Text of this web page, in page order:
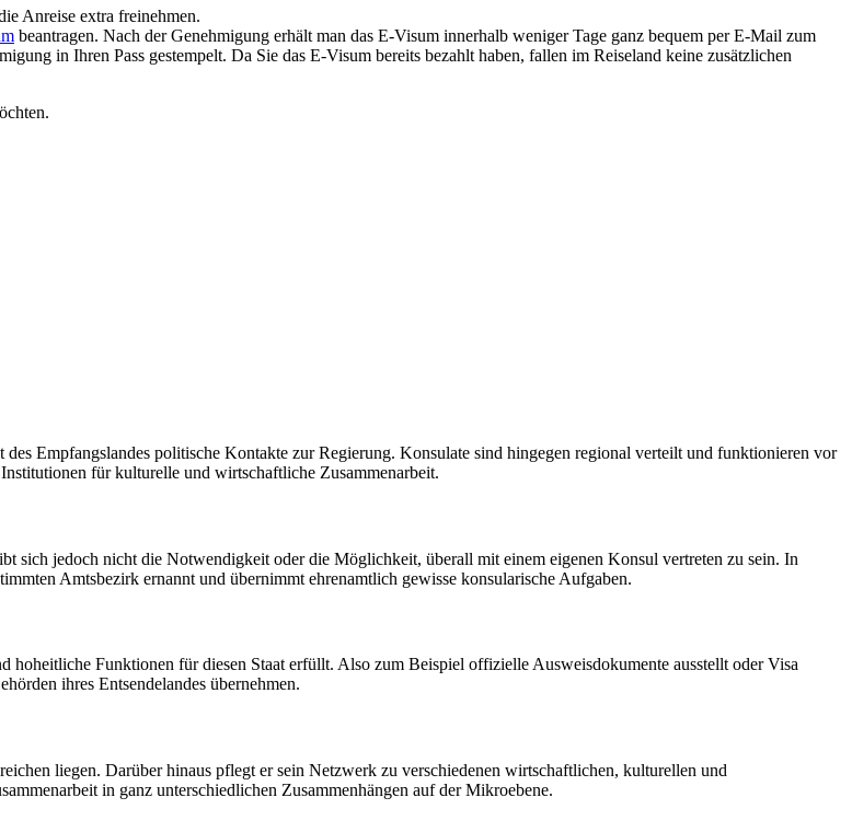
Anreise extra freinehmen.
beantragen. Nach der Genehmigung erhält man das E-Visum innerhalb weniger Tage ganz bequem per E-Mail zum
in Ihren Pass gestempelt. Da Sie das E-Visum bereits bezahlt haben, fallen im Reiseland keine zusätzlichen
Empfangslandes politische Kontakte zur Regierung. Konsulate sind hingegen regional verteilt und funktionieren vor
für kulturelle und wirtschaftliche Zusammenarbeit.
sich jedoch nicht die Notwendigkeit oder die Möglichkeit, überall mit einem eigenen Konsul vertreten zu sein. In
Amtsbezirk ernannt und übernimmt ehrenamtlich gewisse konsularische Aufgaben.
hoheitliche Funktionen für diesen Staat erfüllt. Also zum Beispiel offizielle Ausweisdokumente ausstellt oder Visa
ihres Entsendelandes übernehmen.
liegen. Darüber hinaus pflegt er sein Netzwerk zu verschiedenen wirtschaftlichen, kulturellen und
in ganz unterschiedlichen Zusammenhängen auf der Mikroebene.